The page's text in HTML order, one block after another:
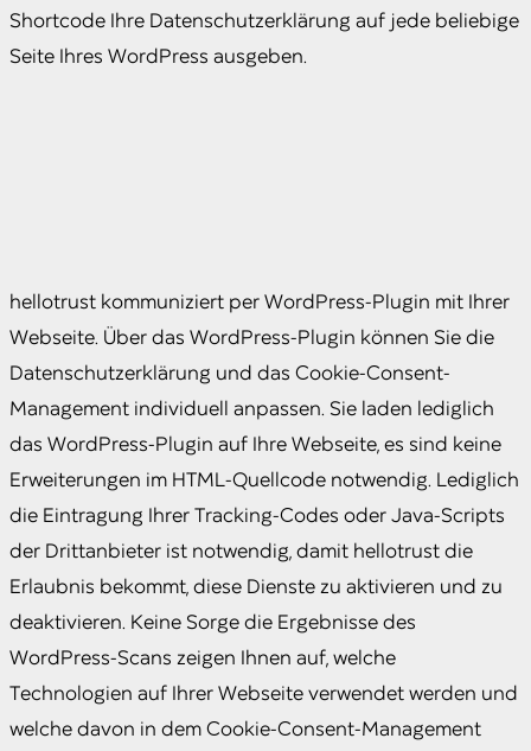
Shortcode Ihre Datenschutzerklärung auf jede beliebige
Seite Ihres WordPress ausgeben.
hellotrust kommuniziert per WordPress-Plugin mit Ihrer
Webseite. Über das WordPress-Plugin können Sie die
Datenschutzerklärung und das Cookie-Consent-
Management individuell anpassen. Sie laden lediglich
das WordPress-Plugin auf Ihre Webseite, es sind keine
Erweiterungen im HTML-Quellcode notwendig. Lediglich
die Eintragung Ihrer Tracking-Codes oder Java-Scripts
der Drittanbieter ist notwendig, damit hellotrust die
Erlaubnis bekommt, diese Dienste zu aktivieren und zu
deaktivieren. Keine Sorge die Ergebnisse des
WordPress-Scans zeigen Ihnen auf, welche
Technologien auf Ihrer Webseite verwendet werden und
welche davon in dem Cookie-Consent-Management